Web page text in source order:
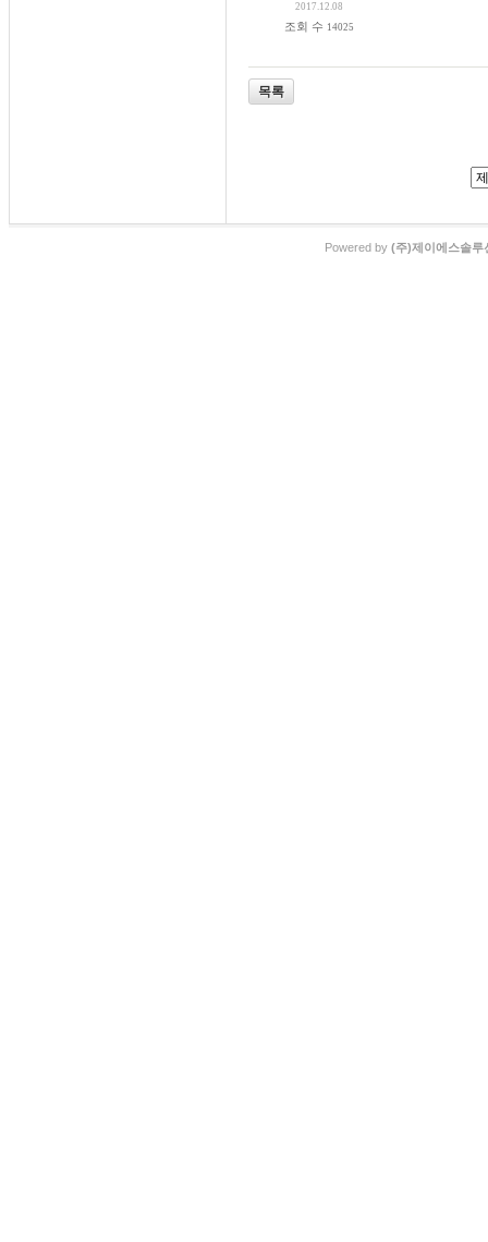
2017.12.08
조회 수 14025
목록
Powered by (주)제이에스솔루